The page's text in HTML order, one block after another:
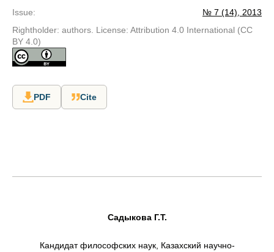
Issue:
№ 7 (14), 2013
Rightholder: authors. License: Attribution 4.0 International (CC
BY 4.0)
PDF Cite
Садыкова Г.Т.
Кандидат философских наук, Казахский научно-